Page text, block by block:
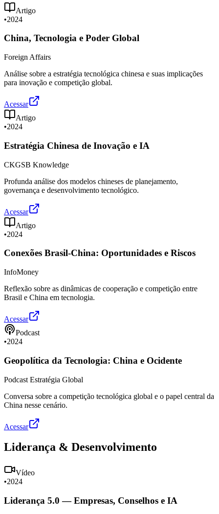
Artigo
•2024
China, Tecnologia e Poder Global
Foreign Affairs
Análise sobre a estratégia tecnológica chinesa e suas implicações
para inovação e competição global.
Acessar
Artigo
•2024
Estratégia Chinesa de Inovação e IA
CKGSB Knowledge
Profunda análise dos modelos chineses de planejamento,
governança e desenvolvimento tecnológico.
Acessar
Artigo
•2024
Conexões Brasil-China: Oportunidades e Riscos
InfoMoney
Reflexão sobre as dinâmicas de cooperação e competição entre
Brasil e China em tecnologia.
Acessar
Podcast
•2024
Geopolítica da Tecnologia: China e Ocidente
Podcast Estratégia Global
Conversa sobre a competição tecnológica global e o papel central da
China nesse cenário.
Acessar
Liderança & Desenvolvimento
Vídeo
•2024
Liderança 5.0 — Empresas, Conselhos e IA